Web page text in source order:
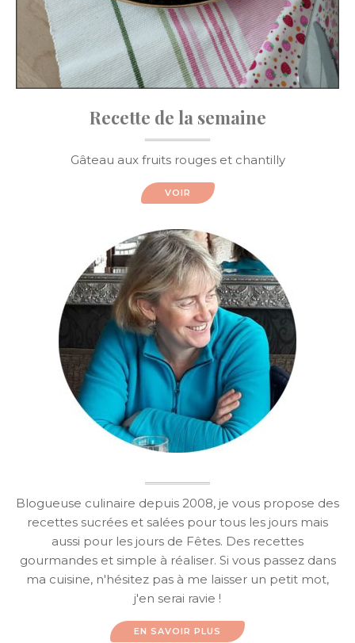
Recette de la semaine
Gâteau aux fruits rouges et chantilly
VOIR
Blogueuse culinaire depuis 2008, je vous propose des
recettes sucrées et salées pour tous les jours mais
aussi pour les jours de Fêtes. Des recettes
gourmandes et simple à réaliser. Si vous passez dans
ma cuisine, n'hésitez pas à me laisser un petit mot,
j'en serai ravie !
EN SAVOIR PLUS